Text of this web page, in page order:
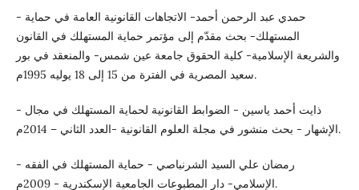
- حمدي عبد الرحمن أحمد- الاتجاهات القانونية العامة في حماية
المستهلك- بحث مقدّم إلى مؤتمر حماية المستهلك في القانون
والشريعة الإسلامية- كلية الحقوق جامعة عين شمس- والمنعقد في بور
سعيد المصرية في الفترة من 15 إلى 18 يوليه 1995م.
- ذايت أحمد ياسين - الضوابط القانونية لحماية المستهلك في مجال
الإشهار - بحث منشور في مجلة العلوم القانونية -العدد الثاني – 2014م.
- رمضان علي السيد الشرنباصي - حماية المستهلك في الفقه
الإسلامي- دار المطبوعات الجامعية الإسكندرية - 2009م.